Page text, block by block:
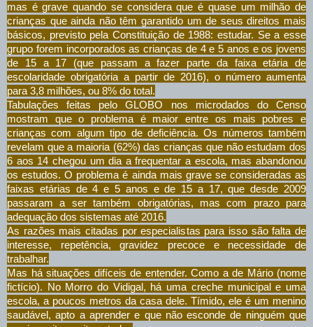
mas é grave quando se considera que é quase um milhão de
crianças que ainda não têm garantido um de seus direitos mais
básicos, previsto pela Constituição de 1988: estudar. Se a esse
grupo forem incorporados as crianças de 4 e 5 anos e os jovens
de 15 a 17 (que passam a fazer parte da faixa etária de
escolaridade obrigatória a partir de 2016), o número aumenta
para 3,8 milhões, ou 8% do total.
Tabulações feitas pelo GLOBO nos microdados do Censo
mostram que o problema é maior entre os mais pobres e
crianças com algum tipo de deficiência. Os números também
revelam que a maioria (62%) das crianças que não estudam dos
6 aos 14 chegou um dia a frequentar a escola, mas abandonou
os estudos. O problema é ainda mais grave se consideradas as
faixas etárias de 4 e 5 anos e de 15 a 17, que desde 2009
passaram a ser também obrigatórias, mas com prazo para
adequação dos sistemas até 2016.
As razões mais citadas por especialistas para isso são falta de
interesse, repetência, gravidez precoce e necessidade de
trabalhar.
Mas há situações difíceis de entender. Como a de Mário (nome
fictício). No Morro do Vidigal, há uma creche municipal e uma
escola, a poucos metros da casa dele. Tímido, ele é um menino
saudável, apto a aprender e que não esconde de ninguém que